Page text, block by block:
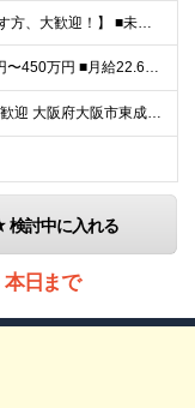
【正社員デビューを目指す方、大歓迎！】 ■未経験OK ■学歴不問 ■普通自動車免許をお持ちの方（AT限定可） ＼こんな方にぴったりの環境です／ ■体を動かす仕事の充実感を持ち続けたい方 ■安定した基
初年度想定年収：330万円〜450万円 ■月給22.6万円以上＋各種手当＋賞与年2回 ※経験・年齢などを考慮し、決定いたします ※固定残業代（12時間分／2万円以上）を含みます。時間を超過した場合は
★転勤なし ★U・Iターン歓迎 大阪府大阪市東成区東小橋2-7-6 (変更の範囲)上記を除く当社関連勤務地
検討中に入れる
本日まで